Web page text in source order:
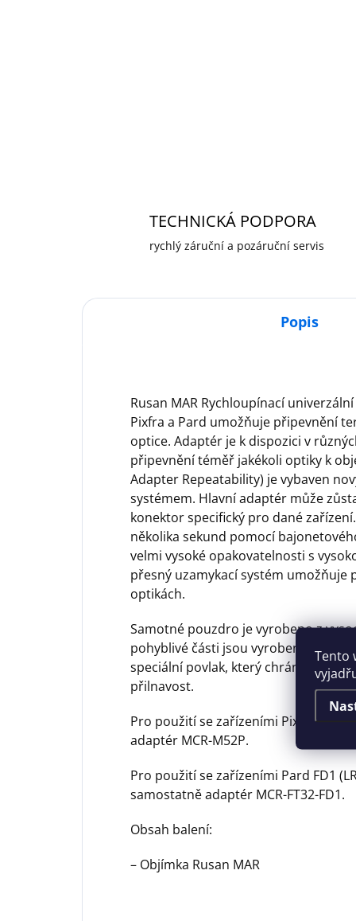
Tento
TECHNICKÁ PODPORA
rychlý záruční a pozáruční servis
Popis
Rusan MAR Rychloupínací
Pixfra a Pard umožňuje připevnění
optice. Adaptér je k dispozici v
připevnění téměř jakékoli optiky k
Adapter Repeatability) je vybaven
systémem. Hlavní adaptér může
konektor specifický pro dané
několika sekund pomocí
velmi vysoké opakovatelnosti s
přesný uzamykací systém
optikách.
Samotné pouzdro je vyrobeno z
pohyblivé části jsou vyrobeny z
speciální povlak, který chrání vaši
přilnavost.
Pro použití se zařízeními Pixfra
adaptér MCR-M52P.
Pro použití se zařízeními Pard FD1
samostatně adaptér MCR-FT32-FD1.
Obsah balení:
– Objímka Rusan MAR